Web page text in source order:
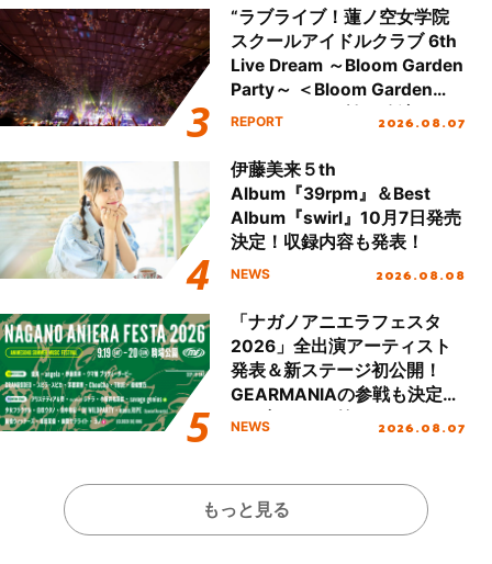
“ラブライブ！蓮ノ空女学院
スクールアイドルクラブ 6th
Live Dream ～Bloom Garden
Party～ ＜Bloom Garden
Party Stage／埼玉公演＞”
REPORT 2026.08.07
伊藤美来５th
Album『39rpm』＆Best
Album『swirl』10月7日発売
決定！収録内容も発表！
NEWS 2026.08.08
「ナガノアニエラフェスタ
2026」全出演アーティスト
発表＆新ステージ初公開！
GEARMANIAの参戦も決定
し、初となる第3ステージの
NEWS 2026.08.07
もっと見る